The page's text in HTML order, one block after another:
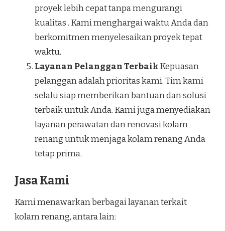
proyek lebih cepat tanpa mengurangi
kualitas . Kami menghargai waktu Anda dan
berkomitmen menyelesaikan proyek tepat
waktu.
Layanan Pelanggan TerbaikKepuasan
pelanggan adalah prioritas kami. Tim kami
selalu siap memberikan bantuan dan solusi
terbaik untuk Anda. Kami juga menyediakan
layanan perawatan dan renovasi kolam
renang untuk menjaga kolam renang Anda
tetap prima.
Jasa Kami
Kami menawarkan berbagai layanan terkait
kolam renang, antara lain: